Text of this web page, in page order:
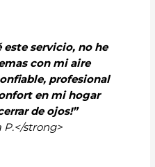
este servicio, no he
con mi aire
profesional
en mi hogar
de ojos!”
strong>